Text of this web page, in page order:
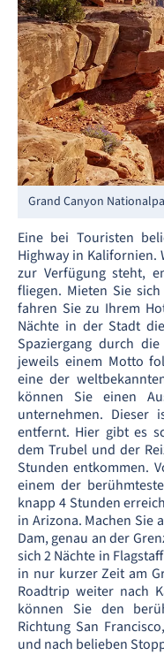
Grand Canyon
Eine bei Touristen
Highway in Kalifornien.
zur Verfügung steht,
fliegen. Mieten Sie
fahren Sie zu Ihrem
Nächte in der Stadt
Spaziergang durch
jeweils einem Motto
eine der
können Sie einen
unternehmen.
entfernt. Hier gibt es
dem Trubel und der
Stunden entkommen.
einem der
knapp 4 Stunden
in Arizona. Machen Sie
Dam, genau an der
sich 2 Nächte in
in nur kurzer Zeit am
Roadtrip weiter nach
können Sie den
Richtung San
und nach belieben